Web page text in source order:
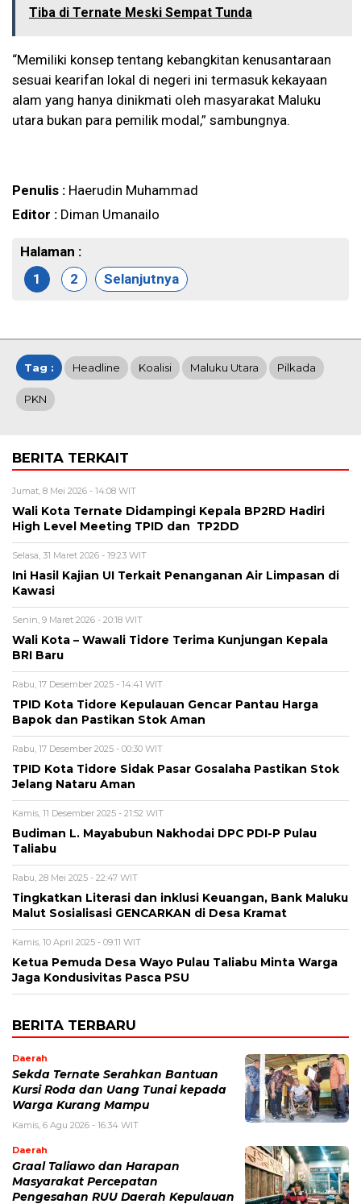
Tiba di Ternate Meski Sempat Tunda
“Memiliki konsep tentang kebangkitan kenusantaraan
sesuai kearifan lokal di negeri ini termasuk kekayaan
alam yang hanya dinikmati oleh masyarakat Maluku
utara bukan para pemilik modal,” sambungnya.
Penulis : Haerudin Muhammad
Editor : Diman Umanailo
Halaman :
1
2 Selanjutnya
Tag : Headline Koalisi Maluku Utara Pilkada
PKN
BERITA TERKAIT
Jumat, 8 Mei 2026 - 14:08 WIT
Wali Kota Ternate Didampingi Kepala BP2RD Hadiri
High Level Meeting TPID dan TP2DD
Selasa, 31 Maret 2026 - 19:23 WIT
Ini Hasil Kajian UI Terkait Penanganan Air Limpasan di
Kawasi
Senin, 9 Maret 2026 - 20:18 WIT
Wali Kota – Wawali Tidore Terima Kunjungan Kepala
BRI Baru
Rabu, 17 Desember 2025 - 14:41 WIT
TPID Kota Tidore Kepulauan Gencar Pantau Harga
Bapok dan Pastikan Stok Aman
Rabu, 17 Desember 2025 - 00:30 WIT
TPID Kota Tidore Sidak Pasar Gosalaha Pastikan Stok
Jelang Nataru Aman
Kamis, 11 Desember 2025 - 21:52 WIT
Budiman L. Mayabubun Nakhodai DPC PDI-P Pulau
Taliabu
Rabu, 28 Mei 2025 - 22:47 WIT
Tingkatkan Literasi dan inklusi Keuangan, Bank Maluku
Malut Sosialisasi GENCARKAN di Desa Kramat
Kamis, 10 April 2025 - 09:11 WIT
Ketua Pemuda Desa Wayo Pulau Taliabu Minta Warga
Jaga Kondusivitas Pasca PSU
BERITA TERBARU
Daerah
Sekda Ternate Serahkan Bantuan
Kursi Roda dan Uang Tunai kepada
Warga Kurang Mampu
Kamis, 6 Agu 2026 - 16:34 WIT
Daerah
Graal Taliawo dan Harapan
Masyarakat Percepatan
Pengesahan RUU Daerah Kepulauan